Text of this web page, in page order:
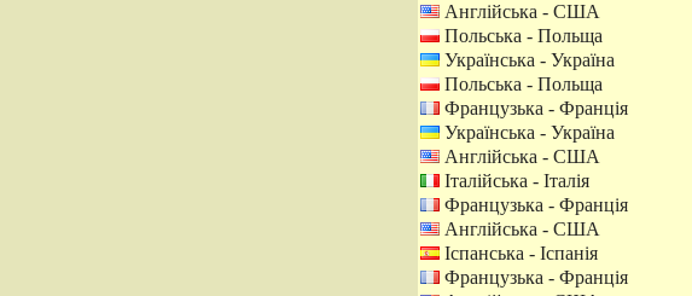
Англійська - США
Польська - Польща
Українська - Україна
Польська - Польща
Французька - Франція
Українська - Україна
Англійська - США
Італійська - Італія
Французька - Франція
Англійська - США
Іспанська - Іспанія
Французька - Франція